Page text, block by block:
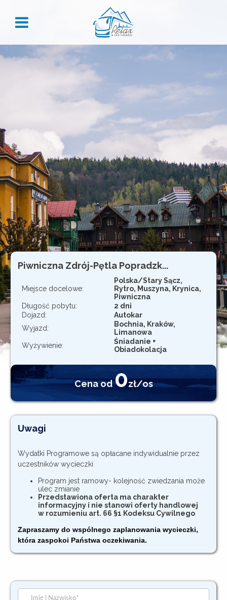
ZALOGUJ
Zaloguj
REJESTRACJA
Załóż konto, aby skorzystać z przywilejów dla stałych
klientów:
Historia zamówień
Przegląd danych
Rabaty grupowe
Kody rabatowe
Rejestracja
Piwniczna Zdrój-Pętla Popradzk...
Miejsce docelowe:
Polska/Stary Sącz,
Rytro, Muszyna, Krynica,
Piwniczna
Długość pobytu:
2 dni
Dojazd:
Autokar
Wyjazd:
Bochnia, Kraków,
Limanowa
Wyżywienie:
Śniadanie +
Obiadokolacja
Cena od0zł/os
Uwagi
Wydatki Programowe są opłacane indywidualnie przez
uczestników wycieczki
Program jest ramowy- kolejność zwiedzania może
ulec zmianie
Przedstawiona oferta ma charakter
informacyjny i nie stanowi oferty handlowej
w rozumieniu art. 66 §1 Kodeksu Cywilnego
Zapraszamy do wspólnego zaplanowania wycieczki,
która zaspokoi Państwa oczekiwania.